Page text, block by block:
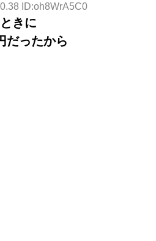
ID:oh8WrA5C0
きに
だったから